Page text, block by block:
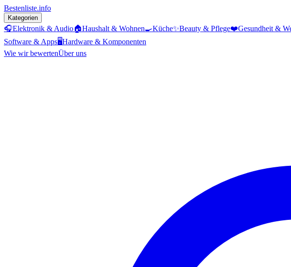
Bestenliste.info
Kategorien
🎧Elektronik & Audio🏠Haushalt & Wohnen🍳Küche✨Beauty & Pflege❤️Gesundheit &
Software & Apps🖥️Hardware & Komponenten
Wie wir bewertenÜber uns